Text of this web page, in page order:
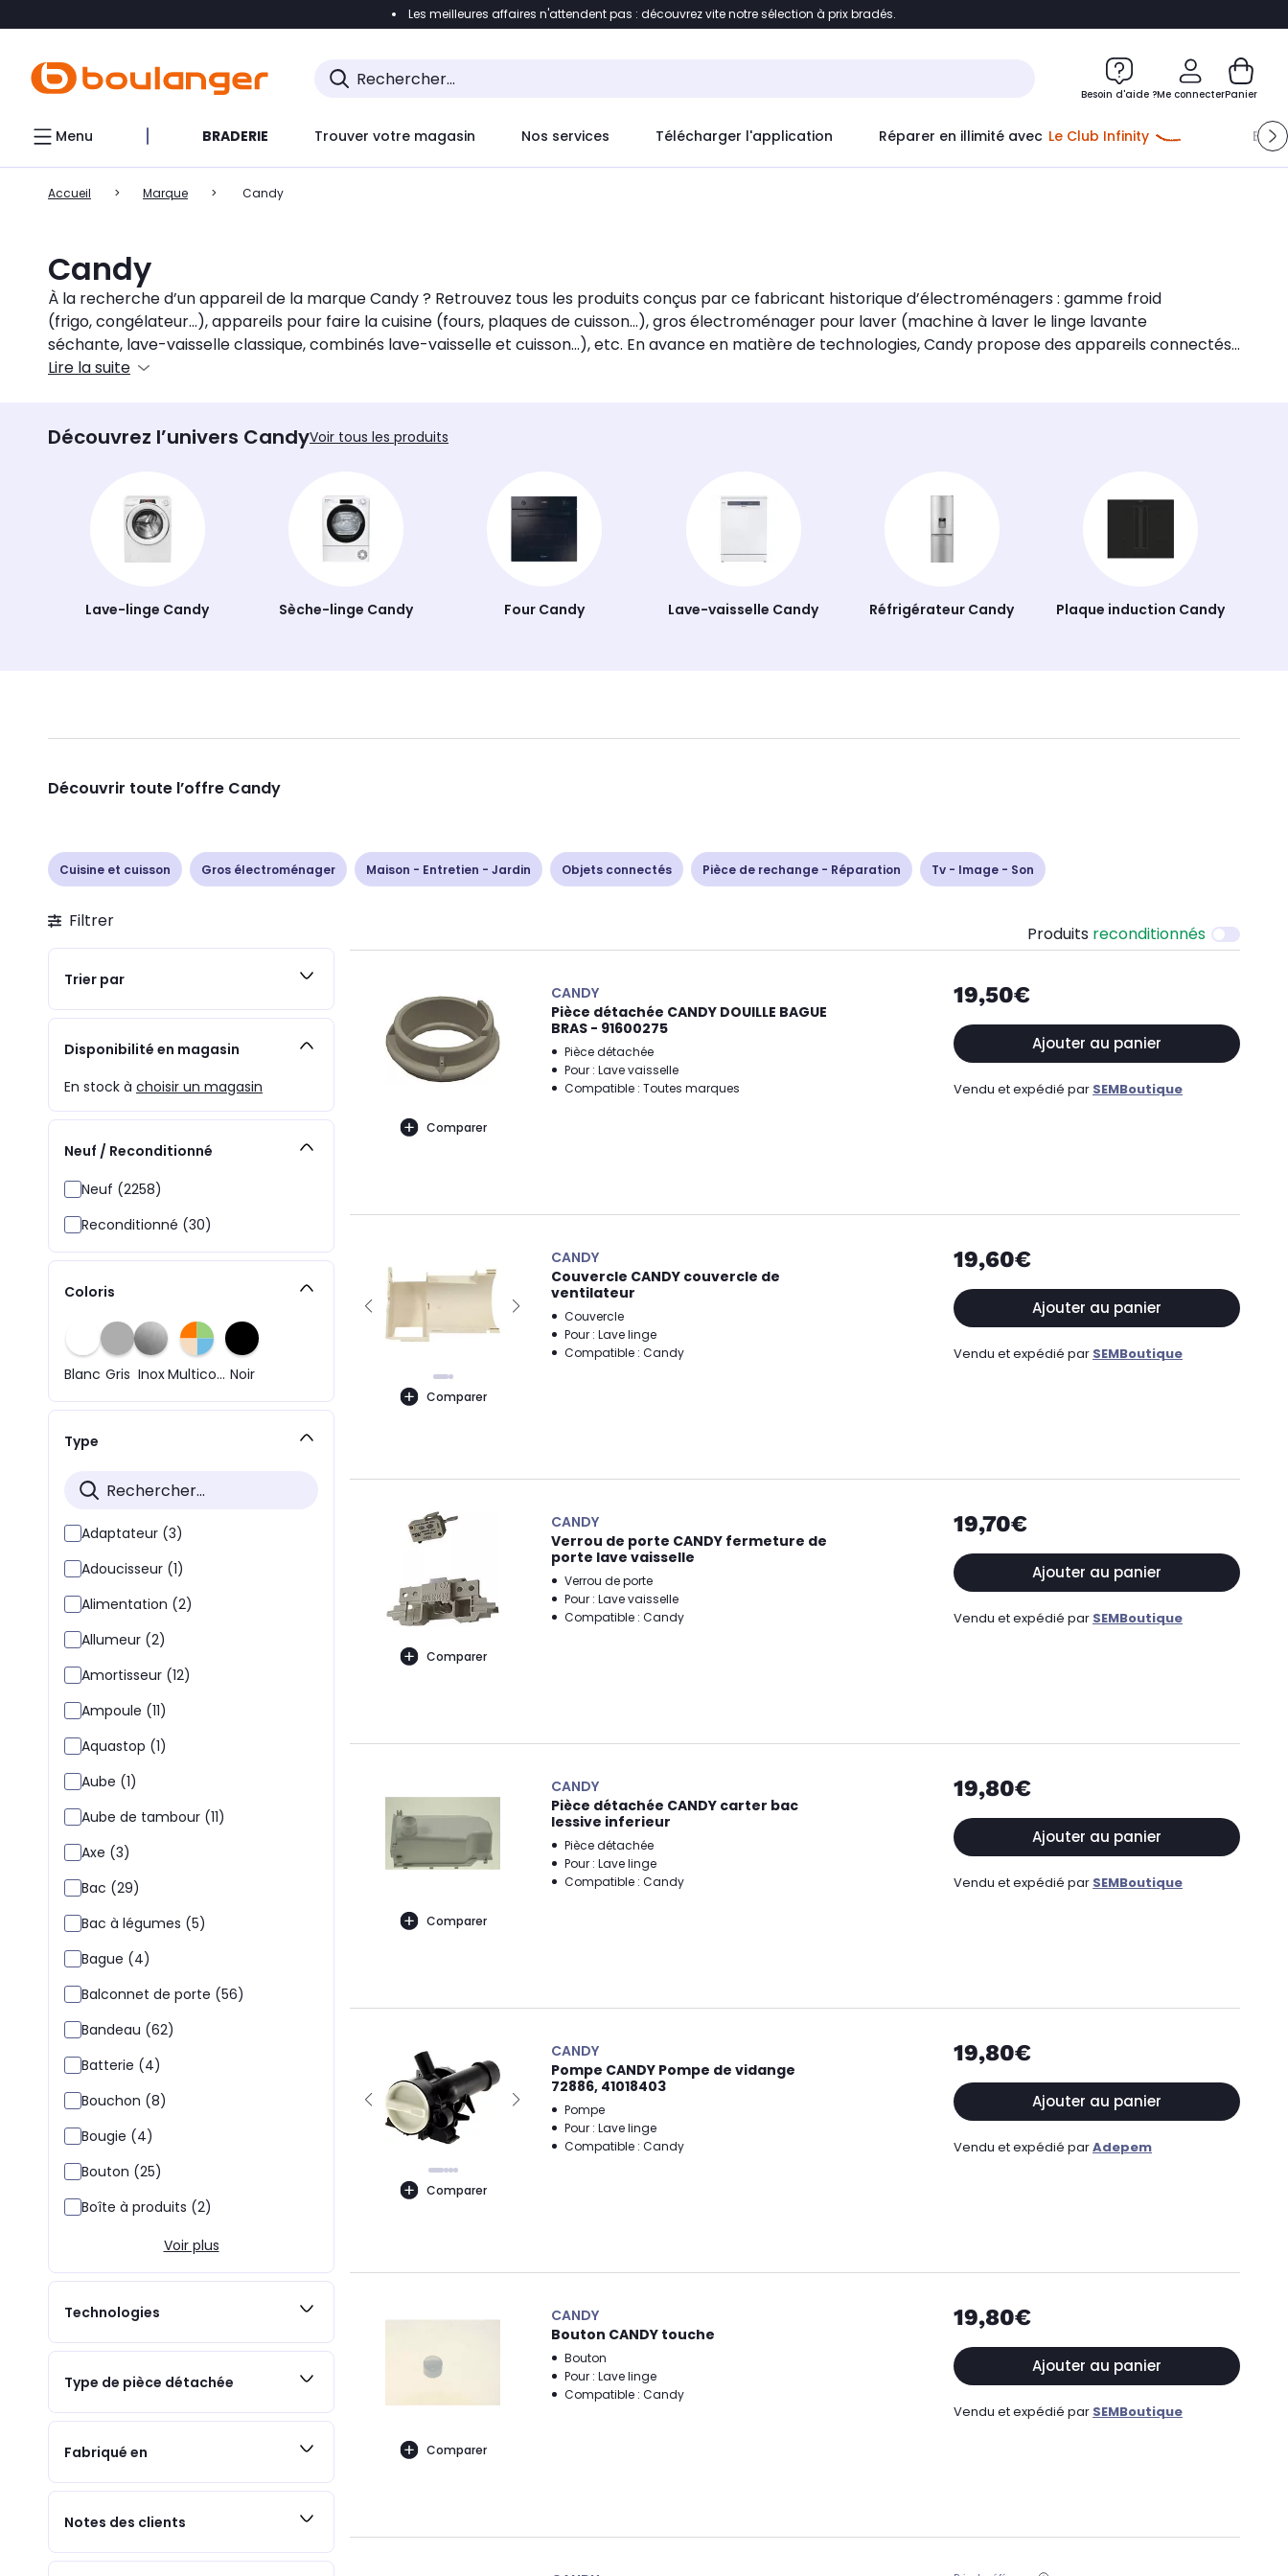
Accéder directement au contenu Accéder directement au pied de page Accéder directement au chatbot
Les meilleures affaires n'attendent pas : découvrez vite notre sélection à prix bradés.
Besoin d'aide ?Me connecterPanier
Menu BRADERIE Trouver votre magasin Nos services Télécharger l'application Réparer en illimité avec Le Club Infinity
Accueil Marque Candy
Candy
À la recherche d’un appareil de la marque Candy ? Retrouvez tous les produits conçus par ce fabricant historique d’électroménagers : gamme froid
(frigo, congélateur...), appareils pour faire la cuisine (fours, plaques de cuisson...), gros électroménager pour laver (machine à laver le linge lavante
séchante, lave-vaisselle classique, combinés lave-vaisselle et cuisson...), etc. En avance en matière de technologies, Candy propose des appareils connectés
avec l'application Simply-fi.
Lire la suite
Découvrez l’univers CandyVoir tous les produits
Lave-linge Candy Sèche-linge Candy Four Candy Lave-vaisselle Candy Réfrigérateur Candy Plaque induction Candy
Découvrir toute l’offre Candy
Cuisine et cuisson Gros électroménager Maison - Entretien - Jardin Objets connectés Pièce de rechange - Réparation Tv - Image - Son
Filtrer
Trier par
Disponibilité en magasin
En stock à choisir un magasin
Neuf / Reconditionné
Neuf (2258)
Reconditionné (30)
Coloris
Blanc Gris Inox Multicolore Noir
Type
Adaptateur (3)
Adoucisseur (1)
Alimentation (2)
Allumeur (2)
Amortisseur (12)
Ampoule (11)
Aquastop (1)
Aube (1)
Aube de tambour (11)
Axe (3)
Bac (29)
Bac à légumes (5)
Bague (4)
Balconnet de porte (56)
Bandeau (62)
Batterie (4)
Bouchon (8)
Bougie (4)
Bouton (25)
Boîte à produits (2)
Voir plus
Technologies
Type de pièce détachée
Fabriqué en
Notes des clients
Produits reconditionnés
Comparer
CANDY
Pièce détachée CANDY DOUILLE BAGUE
BRAS - 91600275
Pièce détachée
Pour : Lave vaisselle
Compatible : Toutes marques
19,50€
Ajouter au panier
Vendu et expédié par SEMBoutique
Comparer
CANDY
Couvercle CANDY couvercle de
ventilateur
Couvercle
Pour : Lave linge
Compatible : Candy
19,60€
Ajouter au panier
Vendu et expédié par SEMBoutique
Comparer
CANDY
Verrou de porte CANDY fermeture de
porte lave vaisselle
Verrou de porte
Pour : Lave vaisselle
Compatible : Candy
19,70€
Ajouter au panier
Vendu et expédié par SEMBoutique
Comparer
CANDY
Pièce détachée CANDY carter bac
lessive inferieur
Pièce détachée
Pour : Lave linge
Compatible : Candy
19,80€
Ajouter au panier
Vendu et expédié par SEMBoutique
Comparer
CANDY
Pompe CANDY Pompe de vidange
72886, 41018403
Pompe
Pour : Lave linge
Compatible : Candy
19,80€
Ajouter au panier
Vendu et expédié parAdepem
Comparer
CANDY
Bouton CANDY touche
Bouton
Pour : Lave linge
Compatible : Candy
19,80€
Ajouter au panier
Vendu et expédié par SEMBoutique